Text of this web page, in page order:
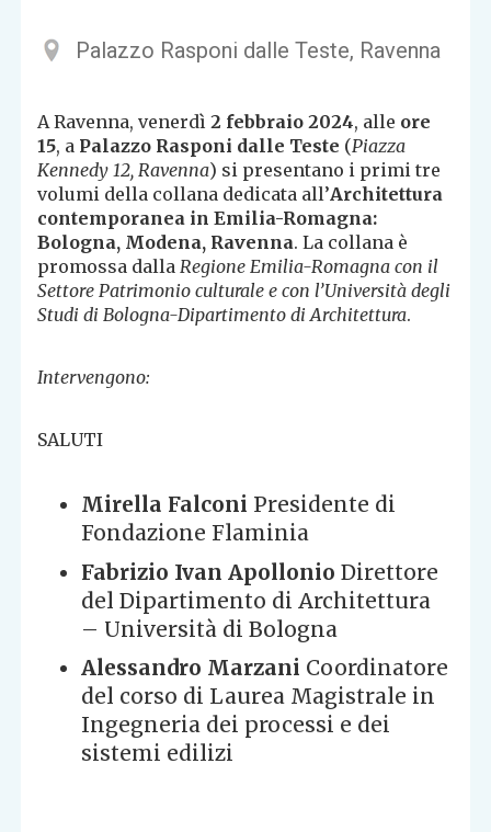
Palazzo Rasponi dalle Teste, Ravenna
A Ravenna, venerdì 2 febbraio 2024, alle ore
15, a Palazzo Rasponi dalle Teste (Piazza
Kennedy 12, Ravenna) si presentano i primi tre
volumi della collana dedicata all’Architettura
contemporanea in Emilia-Romagna:
Bologna, Modena, Ravenna. La collana è
promossa dallaRegione Emilia-Romagna con il
Settore Patrimonio culturale e con l’Università degli
Studi di Bologna-Dipartimento di Architettura.
Intervengono:
SALUTI
Mirella Falconi Presidente di
Fondazione Flaminia
Fabrizio Ivan Apollonio Direttore
del Dipartimento di Architettura
– Università di Bologna
Alessandro Marzani Coordinatore
del corso di Laurea Magistrale in
Ingegneria dei processi e dei
sistemi edilizi